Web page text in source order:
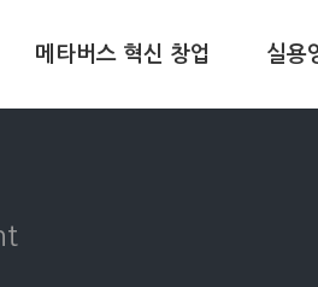
메타버스 혁신 창업 실용